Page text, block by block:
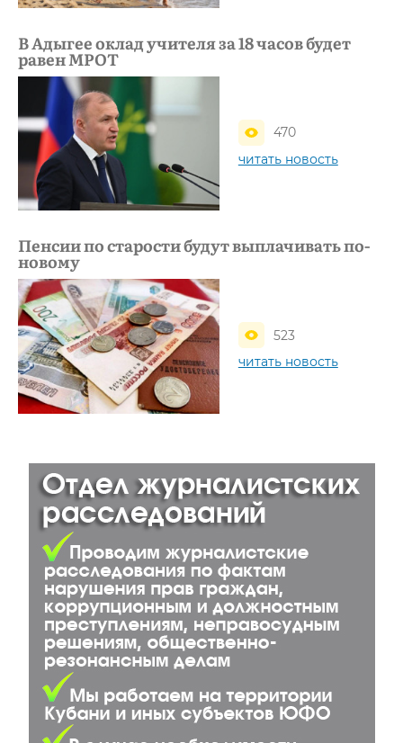
В Адыгее оклад учителя за 18 часов будет
равен МРОТ
470
читать новость
Пенсии по старости будут выплачивать по-
новому
523
читать новость